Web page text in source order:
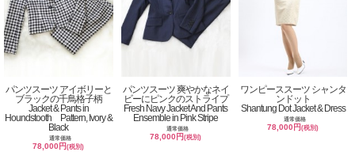
パンツスーツ アイボリーと
ブラックの千鳥格子柄
Jacket & Pants in
Houndstooth Pattern, Ivory &
Black
通常価格
78,000円(税別)
パンツスーツ 爽やかなネイ
ビーにピンクのストライプ
Fresh Navy Jacket And Pants
Ensemble in Pink Stripe
通常価格
78,000円(税別)
ワンピーススーツ シャンタ
ンドット
Shantung Dot Jacket & Dress
通常価格
78,000円(税別)